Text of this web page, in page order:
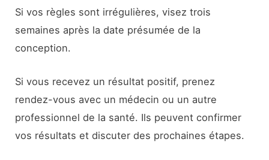
Si vos règles sont irrégulières, visez trois
semaines après la date présumée de la
conception.
Si vous recevez un résultat positif, prenez
rendez-vous avec un médecin ou un autre
professionnel de la santé. Ils peuvent confirmer
vos résultats et discuter des prochaines étapes.